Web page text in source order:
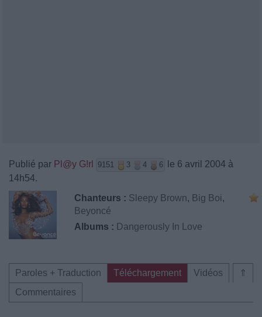
Publié par Pl@y G!rl 9151 3 4 6
le 6 avril 2004 à
14h54.
Chanteurs : Sleepy Brown, Big Boi,
Beyoncé
Albums : Dangerously In Love
⇑
Paroles + Traduction Téléchargement
Vidéos
Commentaires